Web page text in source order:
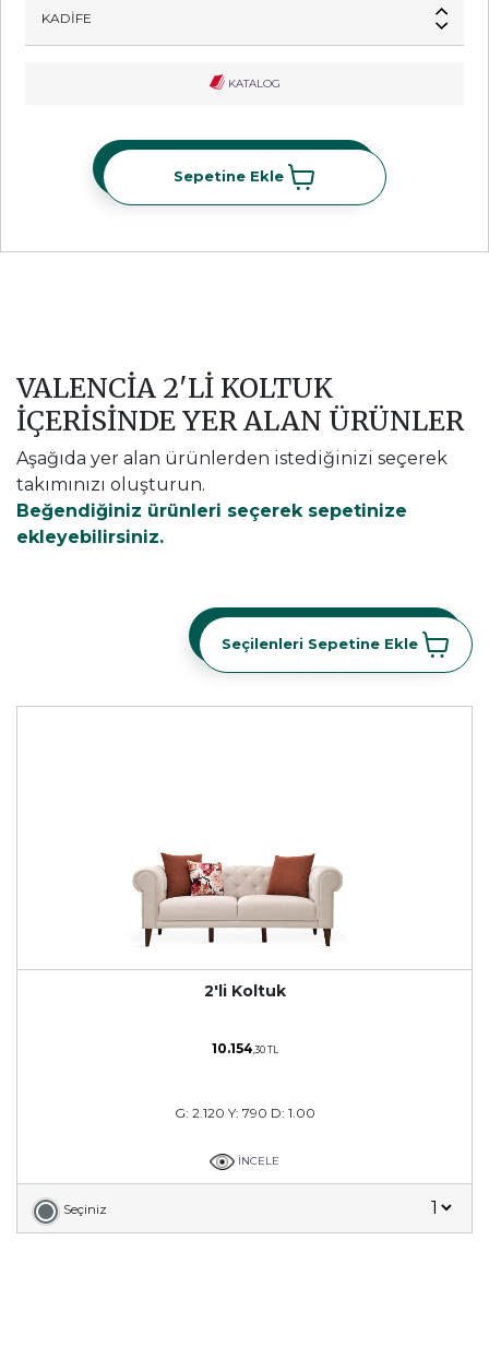
KADIFE
KATALOG
Sepetine Ekle
Sepetine Ekle
VALENCIA 2'LI KOLTUK
İÇERİSİNDE YER ALAN ÜRÜNLER
Aşağıda yer alan ürünlerden istediğinizi seçerek
takımınızı oluşturun.
Beğendiğiniz ürünleri seçerek sepetinize
ekleyebilirsiniz.
Seçilenleri Sepetine Ekle
Seçilenleri Sepetine Ekle
2'li Koltuk
10.154,30 TL
G: 2.120 Y: 790 D: 1.00
İNCELE
Seçiniz